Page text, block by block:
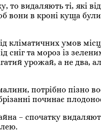
то видаляють ті, які
в кроні куща
кліматичних умов
сніг та мороз із
урожай, а не два,
потрібно пізно
починає
– спочатку